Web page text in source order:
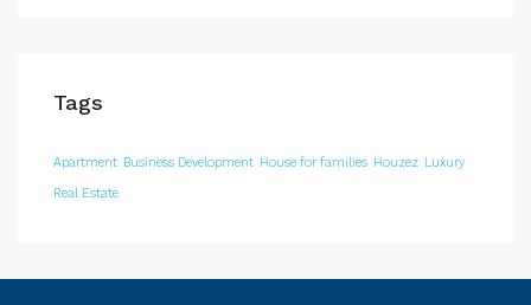
Tags
Apartment Business Development House for families Houzez Luxury
Real Estate